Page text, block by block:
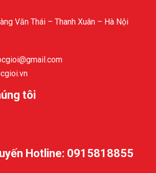
Văn Thái – Thanh Xuân – Hà Nội
tôi
Hotline: 0915818855